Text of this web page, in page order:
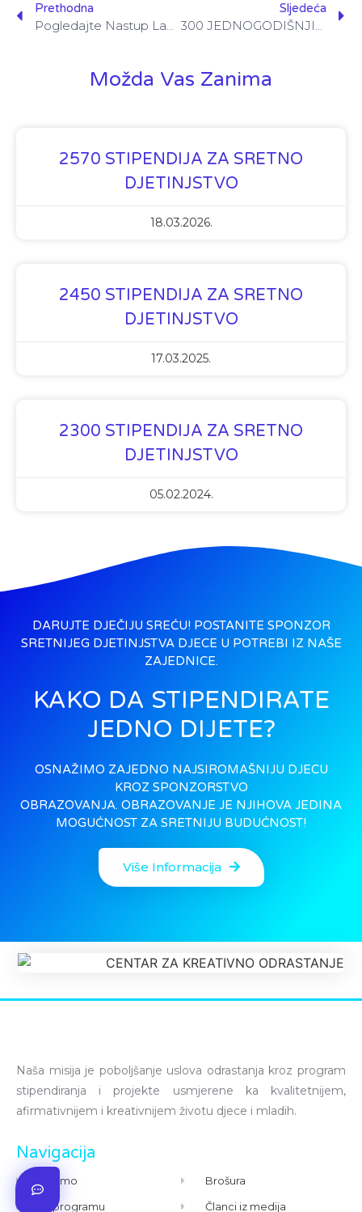
Prethodna
Pogledajte Nastup Lake I Lele Na Drugom Festivalu Dječijeg Osmijeha
Sljedeća
300 JEDNOGODIŠNJIH STIPENDIJA I PRVE STIPENDIJE IZ DIJASPORE
Možda Vas Zanima
2570 STIPENDIJA ZA SRETNO
DJETINJSTVO
18.03.2026.
2450 STIPENDIJA ZA SRETNO
DJETINJSTVO
17.03.2025.
2300 STIPENDIJA ZA SRETNO
DJETINJSTVO
05.02.2024.
DARUJTE DJEČIJU SREĆU! POSTANITE SPONZOR
SRETNIJEG DJETINJSTVA DJECE U POTREBI IZ NAŠE
ZAJEDNICE.
KAKO DA STIPENDIRATE
JEDNO DIJETE?
OSNAŽIMO ZAJEDNO NAJSIROMAŠNIJU DJECU
KROZ SPONZORSTVO
OBRAZOVANJA. OBRAZOVANJE JE NJIHOVA JEDINA
MOGUĆNOST ZA SRETNIJU BUDUĆNOST!
Više Informacija
Naša misija je poboljšanje uslova odrastanja kroz program
stipendiranja i projekte usmjerene ka kvalitetnijem,
afirmativnijem i kreativnijem životu djece i mladih.
Navigacija
Mi smo
O programu
Brošura
Članci iz medija